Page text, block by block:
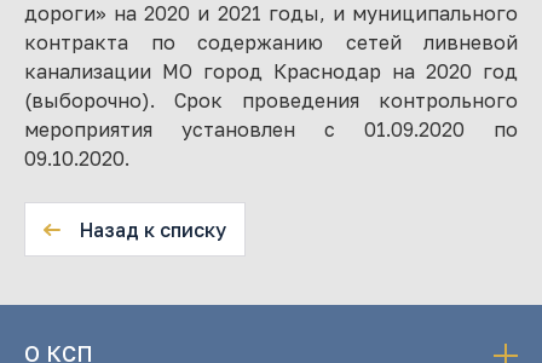
дороги» на 2020 и 2021 годы, и муниципального
контракта по содержанию сетей ливневой
канализации МО город Краснодар на 2020 год
(выборочно). Срок проведения контрольного
мероприятия установлен с 01.09.2020 по
09.10.2020.
Назад к списку
О КСП